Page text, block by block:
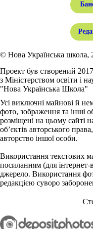
© Нова Українська школа,
Проект був створений
з Міністерством освіти і
"Нова Українська Школа"
Усі виключні майнові й
фото, зображення та інші
розміщені на цьому сайті
об’єктів авторського
авторство іншої особи.
Використання текстових
посиланням (для
джерело. Використання
редакцією суворо